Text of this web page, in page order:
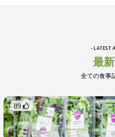
- LATEST
最
全ての食事
89 